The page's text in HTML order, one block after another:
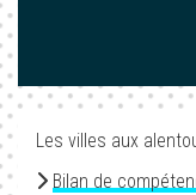
Les villes aux
Bilan de